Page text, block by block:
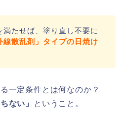
満たせば、塗り直し不要に
線散乱剤」タイプの日焼け
一定条件とは何なのか？
ない」 ということ。